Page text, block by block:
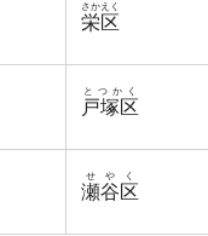
栄区
さかえく
戸塚区
とつかく
瀬谷区
せやく